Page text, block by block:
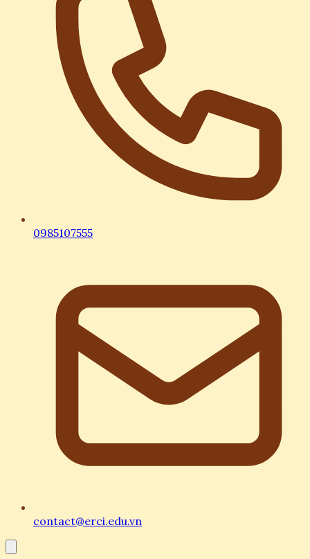
0985107555
contact@erci.edu.vn